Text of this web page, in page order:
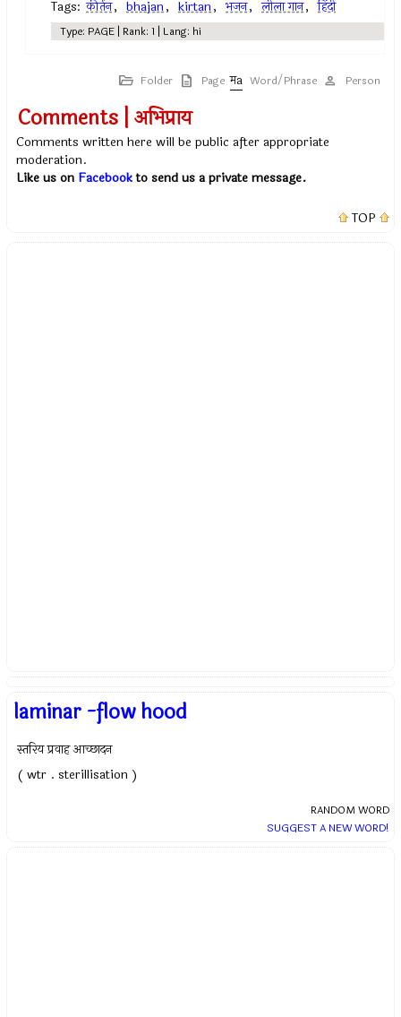
Tags: कीर्तन, bhajan, kirtan, भजन, लीला गान, हिंदी
Type: PAGE | Rank: 1 | Lang: hi
Folder Page Word/Phrase Person
Comments | अभिप्राय
Comments written here will be public after appropriate
moderation.
Like us on Facebookto send us a private message.
TOP
laminar -flow hood
स्तरिय प्रवाह आच्छादन
( wtr . sterillisation )
RANDOM WORD
SUGGEST A NEW WORD!